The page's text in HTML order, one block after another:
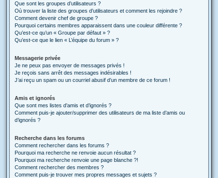
Que sont les groupes d’utilisateurs ?
Où trouver la liste des groupes d’utilisateurs et comment les rejoindre ?
Comment devenir chef de groupe ?
Pourquoi certains membres apparaissent dans une couleur différente ?
Qu’est-ce qu’un « Groupe par défaut » ?
Qu’est-ce que le lien « L’équipe du forum » ?
Messagerie privée
Je ne peux pas envoyer de messages privés !
Je reçois sans arrêt des messages indésirables !
J’ai reçu un spam ou un courriel abusif d’un membre de ce forum !
Amis et ignorés
Que sont mes listes d’amis et d’ignorés ?
Comment puis-je ajouter/supprimer des utilisateurs de ma liste d’amis ou
d’ignorés ?
Recherche dans les forums
Comment rechercher dans les forums ?
Pourquoi ma recherche ne renvoie aucun résultat ?
Pourquoi ma recherche renvoie une page blanche ?!
Comment rechercher des membres ?
Comment puis-je trouver mes propres messages et sujets ?